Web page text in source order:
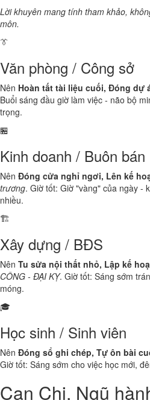
Lời khuyên mang tính tham khảo,
môn.
👔
Văn phòng / Công sở
Nên Hoàn tất tài liệu cuối, Đóng dự
Buổi sáng đầu giờ làm việc - não bộ
trọng.
🏪
Kinh doanh / Buôn bán
Nên Đóng cửa nghỉ ngơi, Lên kế
trương. Giờ tốt: Giờ "vàng" của ngày -
nhiều.
🏗️
Xây dựng / BĐS
Nên Tu sửa nội thất nhỏ, Lập kế
CÔNG - ĐẠI KỴ. Giờ tốt: Sáng sớm
móng.
🎓
Học sinh / Sinh viên
Nên Đóng sổ ghi chép, Tự ôn bài
Giờ tốt: Sáng sớm cho việc học mới,
Can Chi, Ngũ